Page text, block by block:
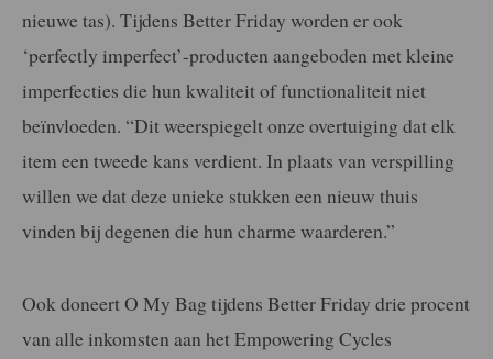
nieuwe tas). Tijdens Better Friday worden er ook
‘perfectly imperfect’-producten aangeboden met kleine
imperfecties die hun kwaliteit of functionaliteit niet
beïnvloeden. “Dit weerspiegelt onze overtuiging dat elk
item een tweede kans verdient. In plaats van verspilling
willen we dat deze unieke stukken een nieuw thuis
vinden bij degenen die hun charme waarderen.”
Ook doneertO My Bag tijdens Better Friday drie procent
van alle inkomsten aan het Empowering Cycles